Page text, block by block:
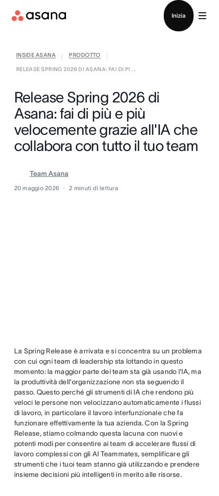
Inizia
INSIDE ASANA PRODOTTO
RELEASE SPRING 2026 DI ASANA: FAI DI PI ...
Release Spring 2026 di
Asana: fai di più e più
velocemente grazie all'IA che
collabora con tutto il tuo team
Team Asana
20 maggio 2026 2 minuti di lettura
La Spring Release è arrivata e si concentra su un problema
con cui ogni team di leadership sta lottando in questo
momento: la maggior parte dei team sta già usando l'IA, ma
la produttività dell'organizzazione non sta seguendo il
passo. Questo perché gli strumenti di IA che rendono più
veloci le persone non velocizzano automaticamente i flussi
di lavoro, in particolare il lavoro interfunzionale che fa
funzionare effettivamente la tua azienda. Con la Spring
Release, stiamo colmando questa lacuna con nuovi e
potenti modi per consentire ai team di accelerare flussi di
lavoro complessi con gli AI Teammates, semplificare gli
strumenti che i tuoi team stanno già utilizzando e prendere
insieme decisioni più intelligenti in merito alle risorse.